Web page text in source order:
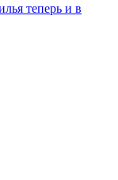
теперь и в